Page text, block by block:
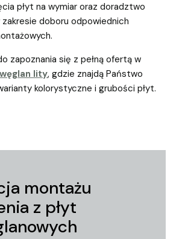
płyt na wymiar oraz doradztwo
doboru odpowiednich
zapoznania się z pełną ofertą w
lity, gdzie znajdą Państwo
kolorystyczne i grubości płyt.
montażu
z płyt